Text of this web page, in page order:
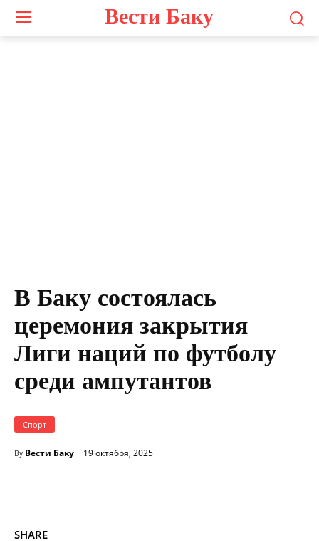
Вести Баку
В Баку состоялась
церемония закрытия
Лиги наций по футболу
среди ампутантов
Спорт
By Вести Баку 19 октября, 2025
SHARE